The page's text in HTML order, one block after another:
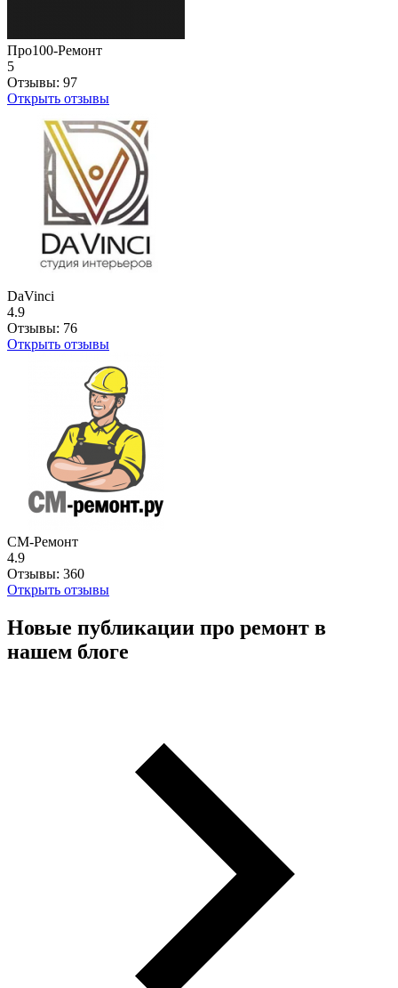
Про100-Ремонт
5
Отзывы: 97
Открыть отзывы
DaVinci
4.9
Отзывы: 76
Открыть отзывы
СМ-Ремонт
4.9
Отзывы: 360
Открыть отзывы
Новые публикации про ремонт в
нашем блоге